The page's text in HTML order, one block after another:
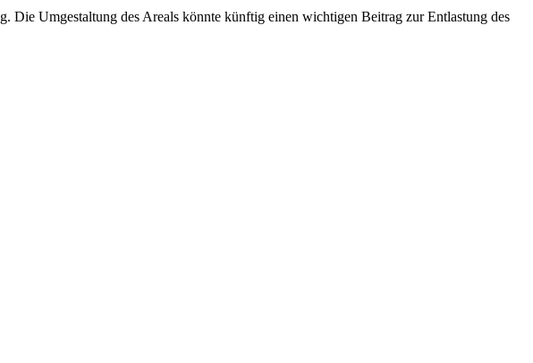
Die Umgestaltung des Areals könnte künftig einen wichtigen Beitrag zur Entlastung des